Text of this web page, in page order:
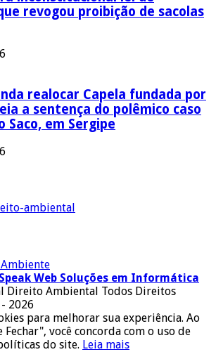
revogou proibição de sacolas
realocar Capela fundada por
a sentença do polêmico caso
Saco, em Sergipe
Speak Web Soluções em Informática
Direito Ambiental Todos Direitos
2026
para melhorar sua experiência. Ao
Fechar", você concorda com o uso de
do site. Leia mais